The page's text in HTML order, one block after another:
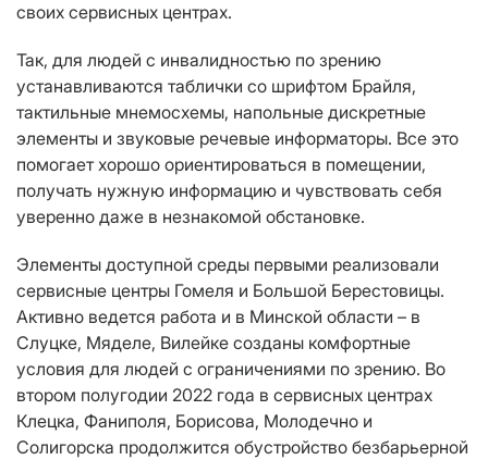
своих сервисных центрах.
Так, для людей с инвалидностью по зрению
устанавливаются таблички со шрифтом Брайля,
тактильные мнемосхемы, напольные дискретные
элементы и звуковые речевые информаторы. Все это
помогает хорошо ориентироваться в помещении,
получать нужную информацию и чувствовать себя
уверенно даже в незнакомой обстановке.
Элементы доступной среды первыми реализовали
сервисные центры Гомеля и Большой Берестовицы.
Активно ведется работа и в Минской области – в
Слуцке, Мяделе, Вилейке созданы комфортные
условия для людей с ограничениями по зрению. Во
втором полугодии 2022 года в сервисных центрах
Клецка, Фаниполя, Борисова, Молодечно и
Солигорска продолжится обустройство безбарьерной